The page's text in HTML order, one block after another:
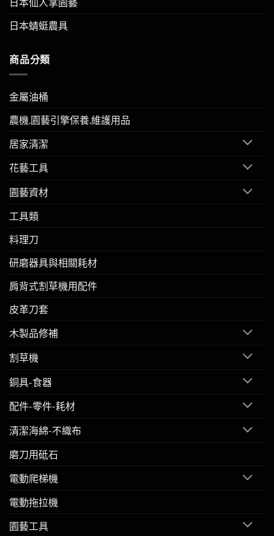
日本蜻蜓農具
商品分類
金屬油桶
農機.園藝引擎保養.維護用品
居家清潔
花藝工具
園藝資材
工具類
料理刀
研磨器具與相關耗材
肩背式割草機用配件
皮革刀套
木製品修補
割草機
銅具-食器
配件-零件-耗材
清潔海綿-不織布
磨刀用砥石
電動爬梯機
電動拖拉機
園藝工具